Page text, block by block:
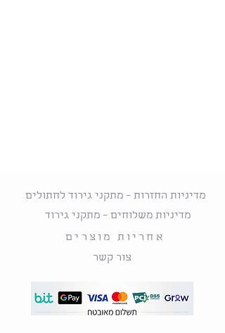
מדיניות החזרות – מתקני גירוד לחתולים
מדיניות משלוחים – מתקני גירוד
אחריות מוצרים
צור קשר